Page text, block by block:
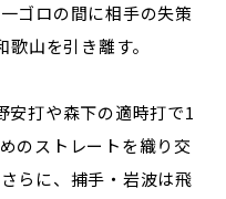
ゴロの間に相手の失策
歌山を引き離す。
安打や森下の適時打で1
のストレートを織り交
らに、捕手・岩波は飛